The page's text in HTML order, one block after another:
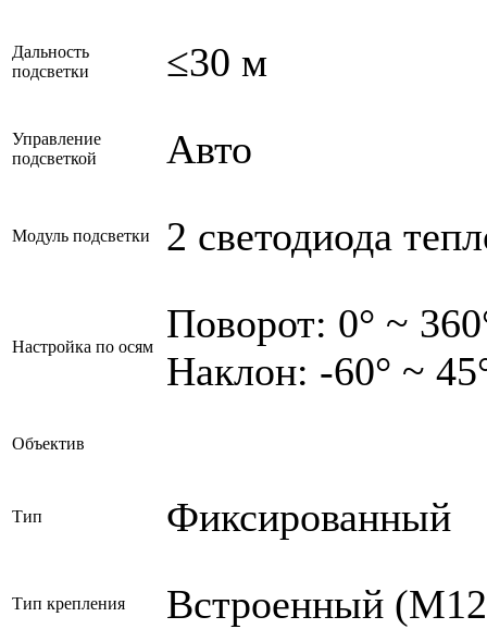
Дальность
подсветки
≤30 м
Управление
подсветкой
Авто
Модуль подсветки 2 светодиода
Настройка по осям
Поворот: 0° ~
Наклон: -60° ~
Объектив
Тип Фиксированный
Тип крепления Встроенный